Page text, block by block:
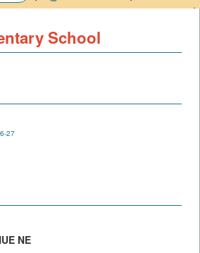
School
27
NE